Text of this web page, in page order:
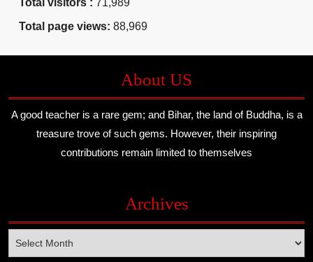
Total visitors : 71,989
Total page views: 88,969
About US
A good teacher is a rare gem; and Bihar, the land of Buddha, is a
treasure trove of such gems. However, their inspiring
contributions remain limited to themselves
Archives